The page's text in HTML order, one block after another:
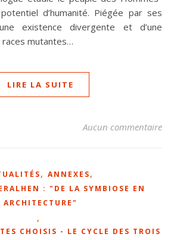
d’humanité. Piégée par ses
existence divergente et d’une
races mutantes…
LIRE LA SUITE
Aucun commentaire
, ANNEXES,
: "DE LA SYMBIOSE EN
ARCHITECTURE"
,
CHOISIS - LE CYCLE DES TROIS